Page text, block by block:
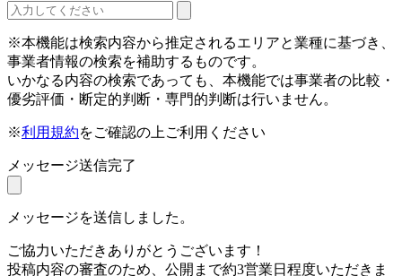
※本機能は検索内容から推定されるエリアと業種に基づき、
事業者情報の検索を補助するものです。
いかなる内容の検索であっても、本機能では事業者の比較・
優劣評価・断定的判断・専門的判断は行いません。
※利用規約をご確認の上ご利用ください
メッセージ送信完了
メッセージを送信しました。
ご協力いただきありがとうございます！
投稿内容の審査のため、公開まで約3営業日程度いただきま